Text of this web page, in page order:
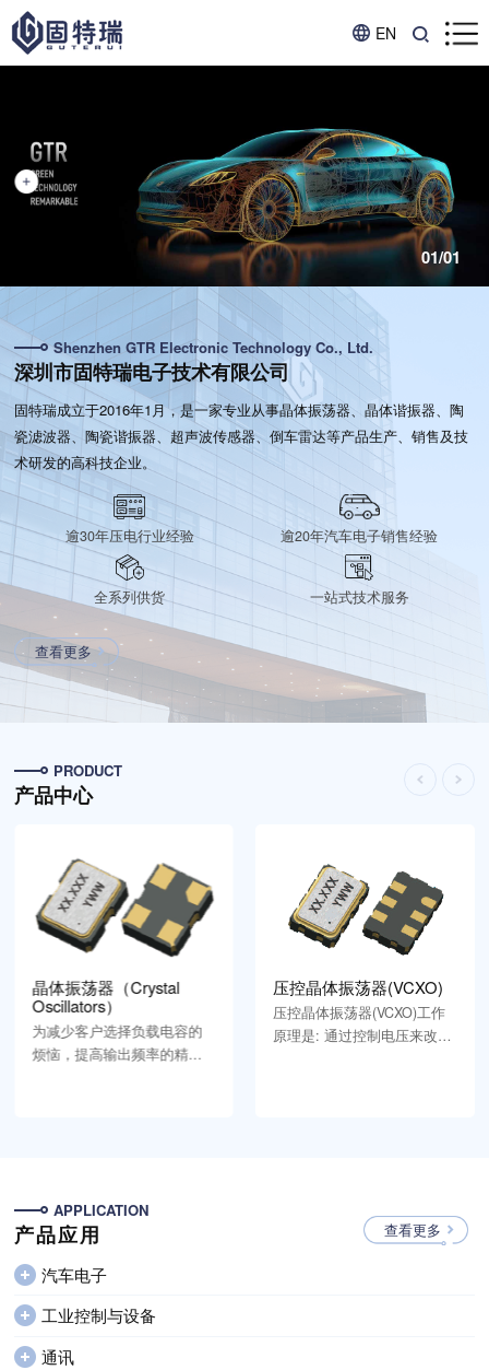
EN
01/01
Shenzhen GTR Electronic Technology Co., Ltd.
深圳市固特瑞电子技术有限公司
固特瑞成立于2016年1月，是一家专业从事晶体振荡器、晶体谐振器、陶
瓷滤波器、陶瓷谐振器、超声波传感器、倒车雷达等产品生产、销售及技
术研发的高科技企业。
逾30年压电行业经验 逾20年汽车电子销售经验
全系列供货 一站式技术服务
查看更多
PRODUCT
产品中心
晶体振荡器（Crystal
Oscillators）
为减少客户选择负载电容的
烦恼，提高输出频率的精
压控晶体振荡器(VCXO)
压控晶体振荡器(VCXO)工作
原理是: 通过控制电压来改变
多电子应用系统必不可少的
APPLICATION
产品应用 查看更多
汽车电子
工业控制与设备
通讯